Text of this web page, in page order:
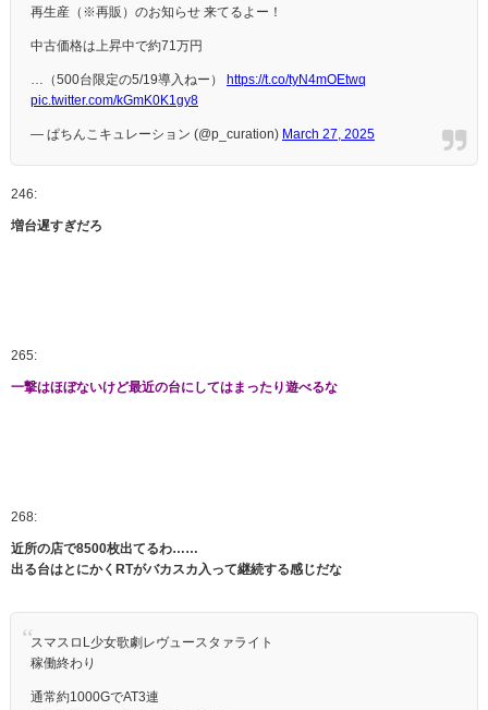
再生産（※再販）のお知らせ 来てるよー！
中古価格は上昇中で約71万円
…（500台限定の5/19導入ねー） https://t.co/tyN4mOEtwq
pic.twitter.com/kGmK0K1gy8
— ぱちんこキュレーション (@p_curation) March 27, 2025
246:
増台遅すぎだろ
265:
一撃はほぼないけど最近の台にしてはまったり遊べるな
268:
近所の店で8500枚出てるわ……
出る台はとにかくRTがバカスカ入って継続する感じだな
スマスロL少女歌劇レヴュースタァライト
稼働終わり
通常約1000GでAT3連